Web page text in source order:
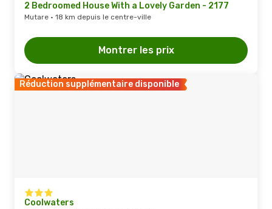
2 Bedroomed House With a Lovely Garden - 2177
Mutare · 18 km depuis le centre-ville
Montrer les prix
Réduction supplémentaire disponible
Coolwaters